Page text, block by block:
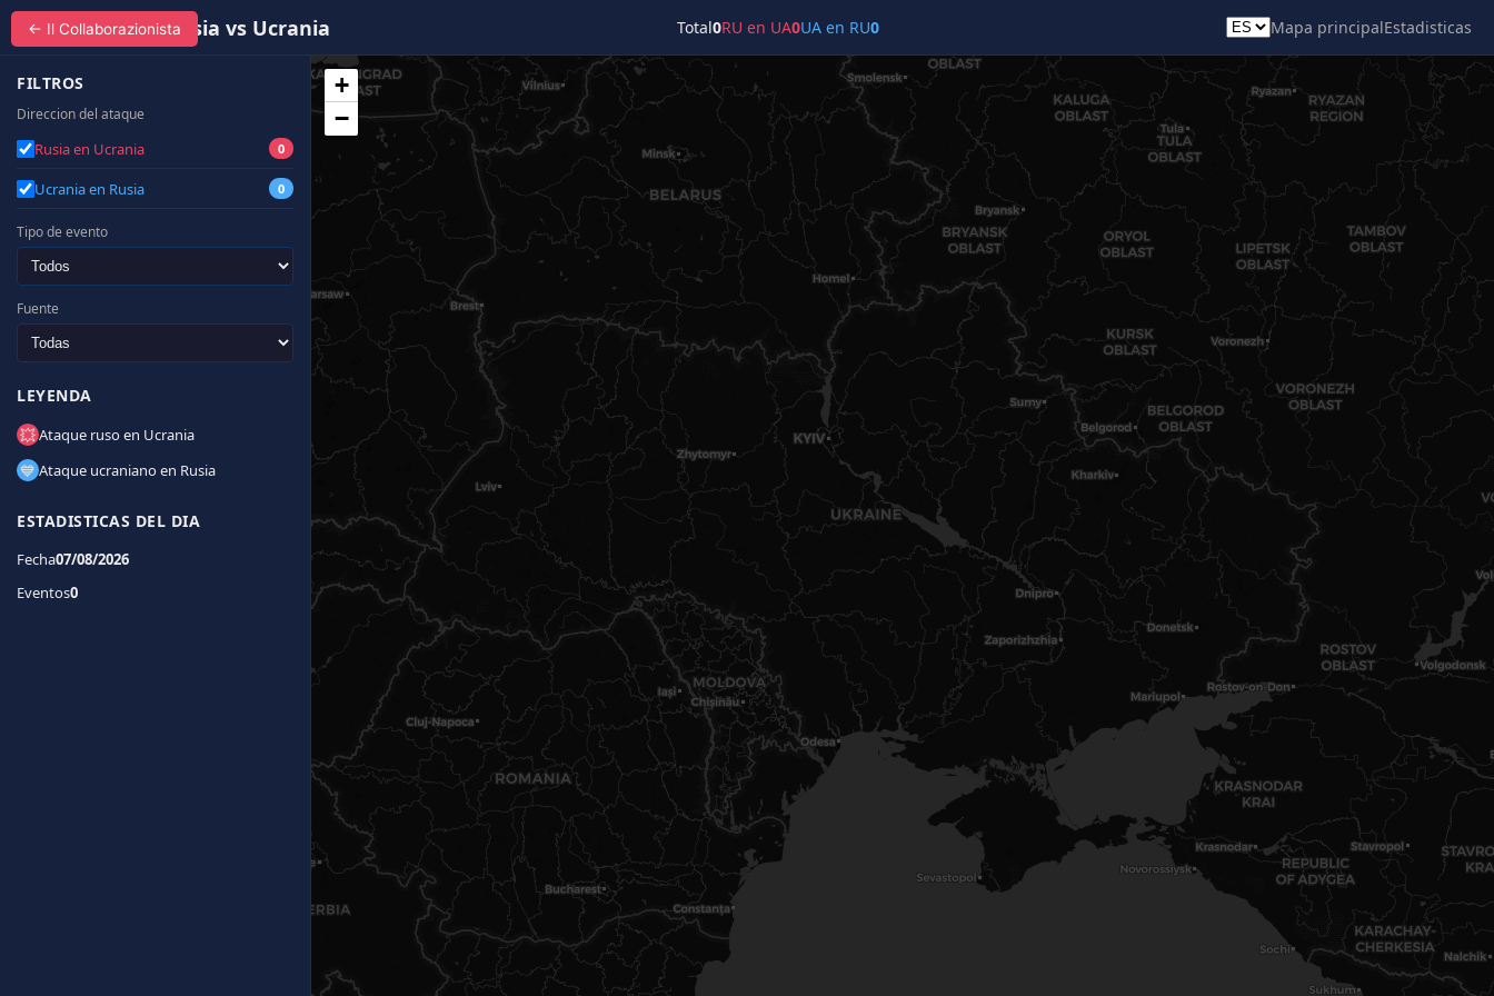
← Il Collaborazionista
Bombardeos - Rusia vs Ucrania Total0RU en UA0UA en RU0 Mapa principalEstadisticas
FILTROS
Direccion del ataque
Rusia en Ucrania 0
Ucrania en Rusia 0
Tipo de evento
Fuente
LEYENDA
💥Ataque ruso en Ucrania
💙 Ataque ucraniano en Rusia
ESTADISTICAS DEL DIA
Fecha07/08/2026
Eventos0
+
−